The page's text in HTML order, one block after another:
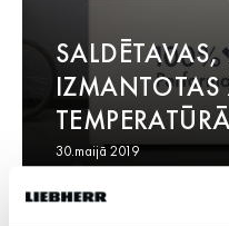
IZMANTOTAS
30.maijā 2019